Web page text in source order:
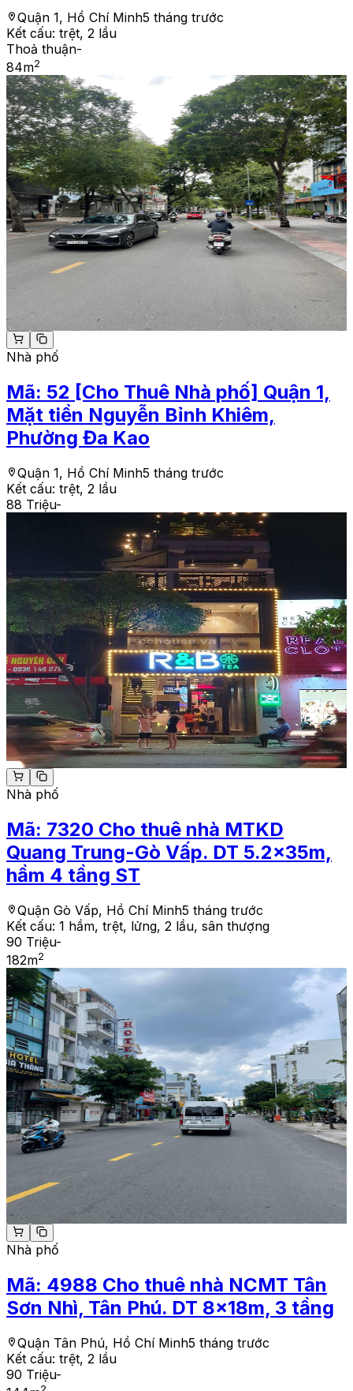
Quận 1, Hồ Chí Minh5 tháng trước
Kết cấu: trệt, 2 lầu
Thoả thuận-
84m2
Nhà phố
Mã: 52 [Cho Thuê Nhà phố] Quận 1,
Mặt tiền Nguyễn Bỉnh Khiêm,
Phường Đa Kao
Quận 1, Hồ Chí Minh5 tháng trước
Kết cấu: trệt, 2 lầu
88 Triệu-
Nhà phố
Mã: 7320 Cho thuê nhà MTKD
Quang Trung-Gò Vấp. DT 5.2x35m,
hầm 4 tầng ST
Quận Gò Vấp, Hồ Chí Minh5 tháng trước
Kết cấu: 1 hầm, trệt, lửng, 2 lầu, sân thượng
90 Triệu-
182m2
Nhà phố
Mã: 4988 Cho thuê nhà NCMT Tân
Sơn Nhì, Tân Phú. DT 8x18m, 3 tầng
Quận Tân Phú, Hồ Chí Minh5 tháng trước
Kết cấu: trệt, 2 lầu
90 Triệu-